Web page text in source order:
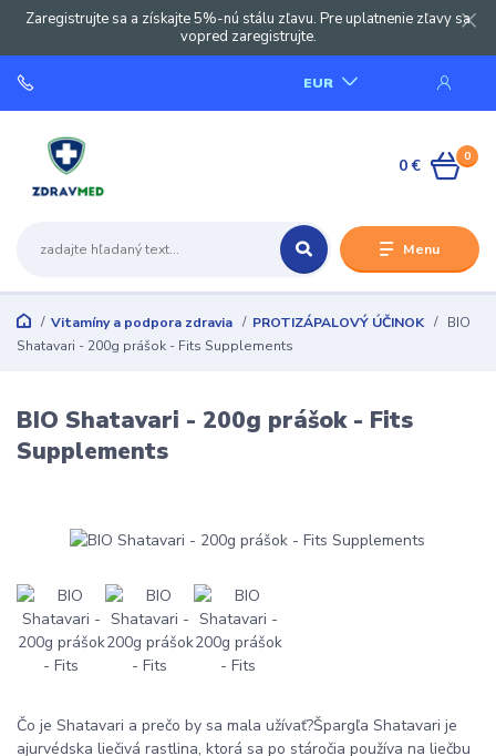
Zaregistrujte sa a získajte 5%-nú stálu zľavu. Pre uplatnenie zľavy sa
vopred zaregistrujte.
Menu
EUR
0
0 €
Vitamíny a podpora zdravia PROTIZÁPALOVÝ ÚČINOK
BIO
Shatavari - 200g prášok - Fits Supplements
BIO Shatavari - 200g prášok - Fits
Supplements
Čo je Shatavari a prečo by sa mala užívať?Špargľa Shatavari je
ajurvédska liečivá rastlina, ktorá sa po stáročia používa na liečbu